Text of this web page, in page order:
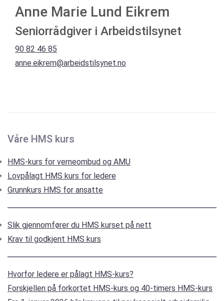
Anne Marie Lund Eikrem
Seniorrådgiver i Arbeidstilsynet
90 82 46 85
anne.eikrem@arbeidstilsynet.no
Våre HMS kurs
HMS-kurs for verneombud og AMU
Lovpålagt HMS kurs for ledere
Grunnkurs HMS for ansatte
Slik gjennomfører du HMS kurset på nett
Krav til godkjent HMS kurs
Hvorfor ledere er pålagt HMS-kurs?
Forskjellen på forkortet HMS-kurs og 40-timers HMS-kurs